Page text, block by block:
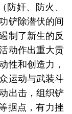
奸、防火、
铲除潜伏的间
制了新生的反
动作出重大贡
性和创造力，
运动与武装斗
出击，组织铲
据点，有力挫